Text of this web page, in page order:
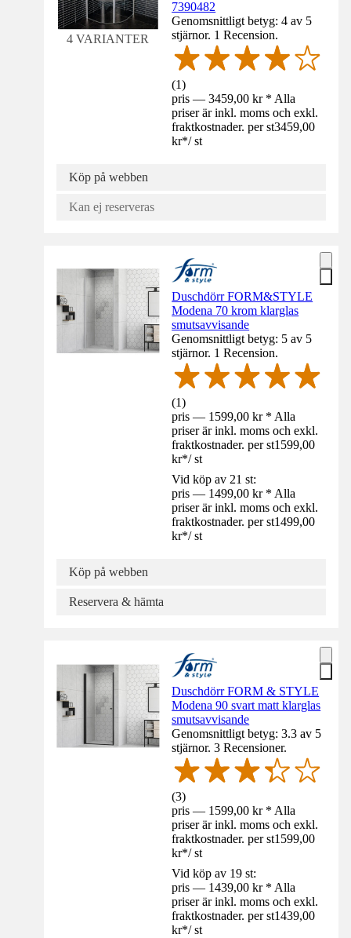
4 VARIANTER
7390482
Genomsnittligt betyg: 4 av 5
stjärnor. 1 Recension.
(1)
pris — 3459,00 kr * Alla
priser är inkl. moms och exkl.
fraktkostnader. per st3459,00
kr*/ st
Köp på webben
Kan ej reserveras
Duschdörr FORM&STYLE
Modena 70 krom klarglas
smutsavvisande
Genomsnittligt betyg: 5 av 5
stjärnor. 1 Recension.
(1)
pris — 1599,00 kr * Alla
priser är inkl. moms och exkl.
fraktkostnader. per st1599,00
kr*/ st
Vid köp av 21 st:
pris — 1499,00 kr * Alla
priser är inkl. moms och exkl.
fraktkostnader. per st1499,00
kr*/ st
Köp på webben
Reservera & hämta
Duschdörr FORM & STYLE
Modena 90 svart matt klarglas
smutsavvisande
Genomsnittligt betyg: 3.3 av 5
stjärnor. 3 Recensioner.
(3)
pris — 1599,00 kr * Alla
priser är inkl. moms och exkl.
fraktkostnader. per st1599,00
kr*/ st
Vid köp av 19 st:
pris — 1439,00 kr * Alla
priser är inkl. moms och exkl.
fraktkostnader. per st1439,00
kr*/ st